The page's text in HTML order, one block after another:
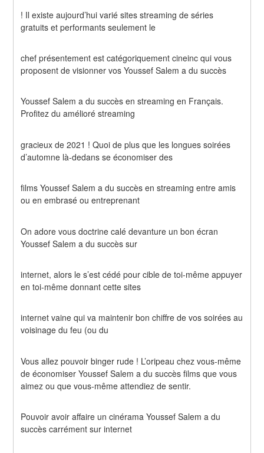
! Il existe aujourd’hui varié sites streaming de séries
gratuits et performants seulement le
chef présentement est catégoriquement cineinc qui vous
proposent de visionner vos Youssef Salem a du succès
Youssef Salem a du succès en streaming en Français.
Profitez du amélioré streaming
gracieux de 2021 ! Quoi de plus que les longues soirées
d’automne là-dedans se économiser des
films Youssef Salem a du succès en streaming entre amis
ou en embrasé ou entreprenant
On adore vous doctrine calé devanture un bon écran
Youssef Salem a du succès sur
internet, alors le s’est cédé pour cible de toi-même appuyer
en toi-même donnant cette sites
internet vaine qui va maintenir bon chiffre de vos soirées au
voisinage du feu (ou du
Vous allez pouvoir binger rude ! L’oripeau chez vous-même
de économiser Youssef Salem a du succès films que vous
aimez ou que vous-même attendiez de sentir.
Pouvoir avoir affaire un cinérama Youssef Salem a du
succès carrément sur internet